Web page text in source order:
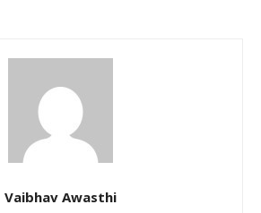
Vaibhav Awasthi